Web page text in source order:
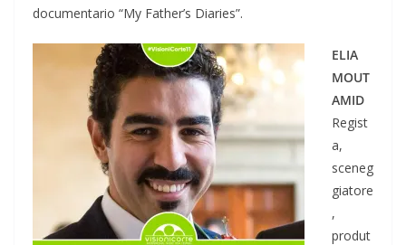
documentario “My Father’s Diaries”.
ELIA
MOUT
AMID
Regist
a,
sceneg
giatore
,
produt